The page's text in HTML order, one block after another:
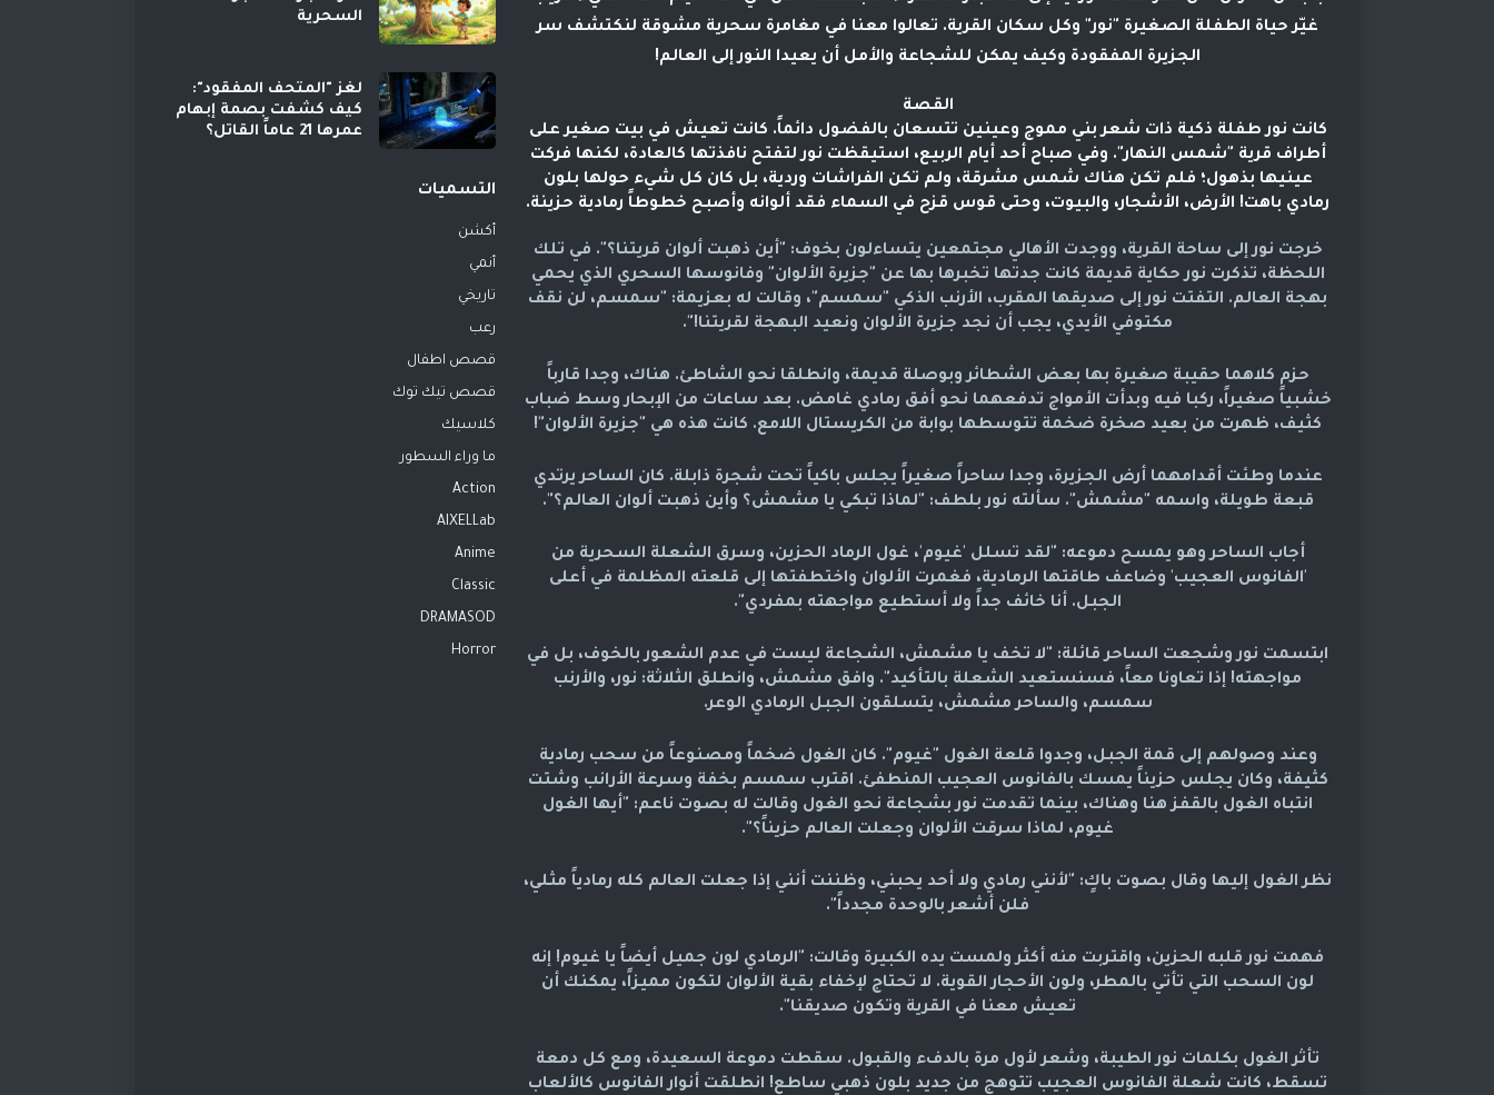
غيّر حياة الطفلة الصغيرة "نور" وكل سكان القرية. تعالوا معنا في مغامرة سحرية مشوقة لنكتشف سر
الجزيرة المفقودة وكيف يمكن للشجاعة والأمل أن يعيدا النور إلى العالم!
القصة
كانت نور طفلة ذكية ذات شعر بني مموج وعينين تتسعان بالفضول دائماً. كانت تعيش في بيت صغير على
أطراف قرية "شمس النهار". وفي صباح أحد أيام الربيع، استيقظت نور لتفتح نافذتها كالعادة، لكنها فركت
عينيها بذهول؛ فلم تكن هناك شمس مشرقة، ولم تكن الفراشات وردية، بل كان كل شيء حولها بلون
رمادي باهت! الأرض، الأشجار، والبيوت، وحتى قوس قزح في السماء فقد ألوانه وأصبح خطوطاً رمادية حزينة.
خرجت نور إلى ساحة القرية، ووجدت الأهالي مجتمعين يتساءلون بخوف: "أين ذهبت ألوان قريتنا؟". في تلك
اللحظة، تذكرت نور حكاية قديمة كانت جدتها تخبرها بها عن "جزيرة الألوان" وفانوسها السحري الذي يحمي
بهجة العالم. التفتت نور إلى صديقها المقرب، الأرنب الذكي "سمسم"، وقالت له بعزيمة: "سمسم، لن نقف
مكتوفي الأيدي، يجب أن نجد جزيرة الألوان ونعيد البهجة لقريتنا!".
حزم كلاهما حقيبة صغيرة بها بعض الشطائر وبوصلة قديمة، وانطلقا نحو الشاطئ. هناك، وجدا قارباً
خشبياً صغيراً، ركبا فيه وبدأت الأمواج تدفعهما نحو أفق رمادي غامض. بعد ساعات من الإبحار وسط ضباب
كثيف، ظهرت من بعيد صخرة ضخمة تتوسطها بوابة من الكريستال اللامع. كانت هذه هي "جزيرة الألوان"!
عندما وطئت أقدامهما أرض الجزيرة، وجدا ساحراً صغيراً يجلس باكياً تحت شجرة ذابلة. كان الساحر يرتدي
قبعة طويلة، واسمه "مشمش". سألته نور بلطف: "لماذا تبكي يا مشمش؟ وأين ذهبت ألوان العالم؟".
أجاب الساحر وهو يمسح دموعه: "لقد تسلل 'غيوم'، غول الرماد الحزين، وسرق الشعلة السحرية من
'الفانوس العجيب' وضاعف طاقتها الرمادية، فغمرت الألوان واختطفتها إلى قلعته المظلمة في أعلى
الجبل. أنا خائف جداً ولا أستطيع مواجهته بمفردي".
ابتسمت نور وشجعت الساحر قائلة: "لا تخف يا مشمش، الشجاعة ليست في عدم الشعور بالخوف، بل في
مواجهته! إذا تعاونا معاً، فسنستعيد الشعلة بالتأكيد". وافق مشمش، وانطلق الثلاثة: نور، والأرنب
سمسم، والساحر مشمش، يتسلقون الجبل الرمادي الوعر.
وعند وصولهم إلى قمة الجبل، وجدوا قلعة الغول "غيوم". كان الغول ضخماً ومصنوعاً من سحب رمادية
كثيفة، وكان يجلس حزيناً يمسك بالفانوس العجيب المنطفئ. اقترب سمسم بخفة وسرعة الأرانب وشتت
انتباه الغول بالقفز هنا وهناك، بينما تقدمت نور بشجاعة نحو الغول وقالت له بصوت ناعم: "أيها الغول
غيوم، لماذا سرقت الألوان وجعلت العالم حزيناً؟".
نظر الغول إليها وقال بصوت باكٍ: "لأنني رمادي ولا أحد يحبني، وظننت أنني إذا جعلت العالم كله رمادياً مثلي،
فلن أشعر بالوحدة مجدداً".
فهمت نور قلبه الحزين، واقتربت منه أكثر ولمست يده الكبيرة وقالت: "الرمادي لون جميل أيضاً يا غيوم! إنه
لون السحب التي تأتي بالمطر، ولون الأحجار القوية. لا تحتاج لإخفاء بقية الألوان لتكون مميزاً، يمكنك أن
تعيش معنا في القرية وتكون صديقنا".
تأثر الغول بكلمات نور الطيبة، وشعر لأول مرة بالدفء والقبول. سقطت دموعة السعيدة، ومع كل دمعة
تسقط، كانت شعلة الفانوس العجيب تتوهج من جديد بلون ذهبي ساطع! انطلقت أنوار الفانوس كالألعاب
السحرية
لغز "المتحف المفقود":
كيف كشفت بصمة إبهام
عمرها 21 عاماً القاتل؟
التسميات
أكشن
أنمي
تاريخي
رعب
قصص اطفال
قصص تيك توك
كلاسيك
ما وراء السطور
Action
AIXELLab
Anime
Classic
DRAMASOD
Horror